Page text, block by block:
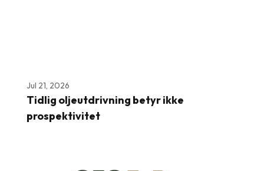
Jul 21, 2026
Tidlig oljeutdrivning betyr ikke
prospektivitet